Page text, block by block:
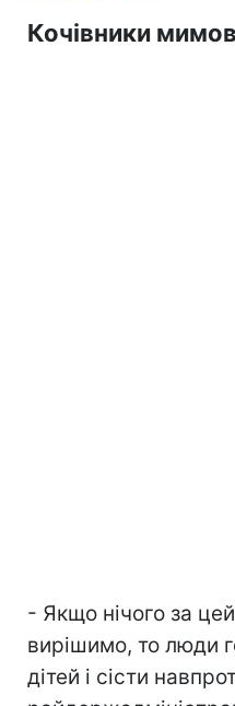
Кочівники
- Якщо нічого за
вирішимо, то люди
дітей і сісти